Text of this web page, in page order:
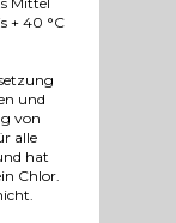
+ 40 °C
und
von
alle
hat
Chlor.